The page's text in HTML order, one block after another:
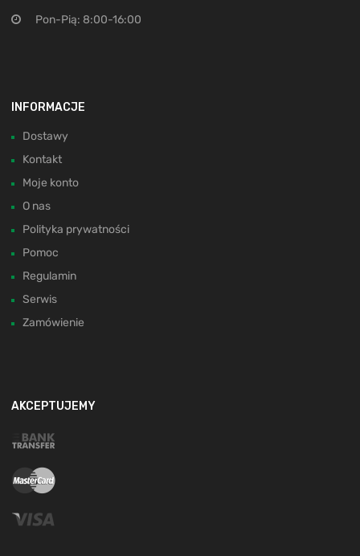
Pon-Pią: 8:00-16:00
INFORMACJE
Dostawy
Kontakt
Moje konto
O nas
Polityka prywatności
Pomoc
Regulamin
Serwis
Zamówienie
AKCEPTUJEMY